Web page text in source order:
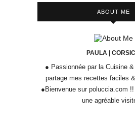
ABOUT ME
PAULA |
● Passionnée par la Cuisine
partage mes recettes faciles
●Bienvenue sur poluccia.com
une agréable